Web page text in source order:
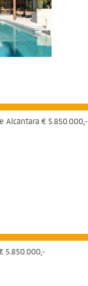
Alcántara € 5.850.000,-
5.850.000,-